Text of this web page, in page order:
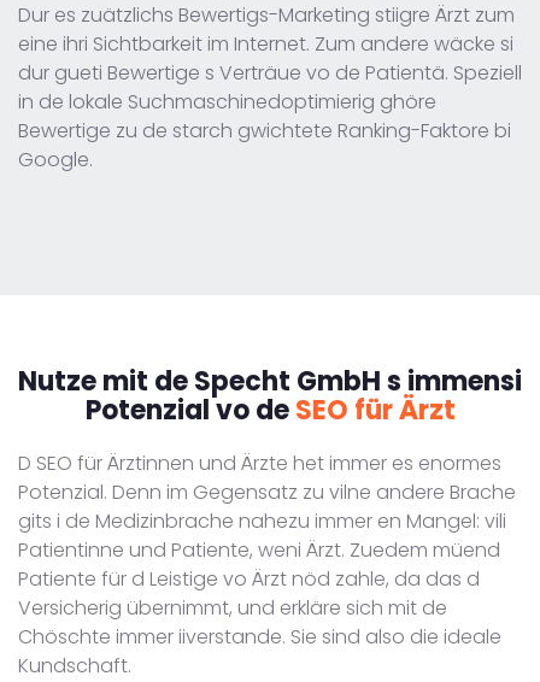
Dur es zuätzlichs Bewertigs-Marketing stiigre Ärzt zum
eine ihri Sichtbarkeit im Internet. Zum andere wäcke si
dur gueti Bewertige s Verträue vo de Patientä. Speziell
in de lokale Suchmaschinedoptimierig ghöre
Bewertige zu de starch gwichtete Ranking-Faktore bi
Google.
Nutze mit de Specht GmbH s immensi
Potenzial vo deSEO für Ärzt
D SEO für Ärztinnen und Ärzte het immer es enormes
Potenzial. Denn im Gegensatz zu vilne andere Brache
gits i de Medizinbrache nahezu immer en Mangel: vili
Patientinne und Patiente, weni Ärzt. Zuedem müend
Patiente für d Leistige vo Ärzt nöd zahle, da das d
Versicherig übernimmt, und erkläre sich mit de
Chöschte immer iiverstande. Sie sind also die ideale
Kundschaft.